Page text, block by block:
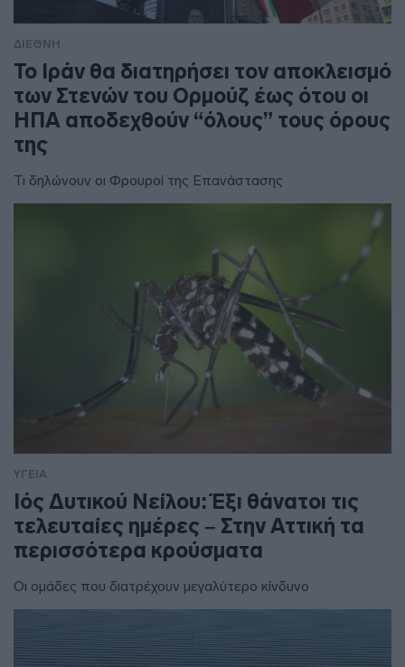
ΔΙΕΘΝΗ
To Ιράν θα διατηρήσει τον αποκλεισμό
των Στενών του Ορμούζ έως ότου οι
ΗΠΑ αποδεχθούν “όλους” τους όρους
της
Τι δηλώνουν οι Φρουροί της Επανάστασης
ΥΓΕΙΑ
Ιός Δυτικού Νείλου: Έξι θάνατοι τις
τελευταίες ημέρες – Στην Αττική τα
περισσότερα κρούσματα
Οι ομάδες που διατρέχουν μεγαλύτερο κίνδυνο